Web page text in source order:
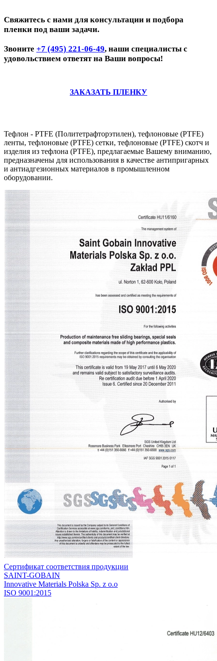
Свяжитесь с нами для консультации и подбора
пленки под ваши задачи.
Звоните +7 (495) 221-06-49, наши специалисты с
удовольствием ответят на Ваши вопросы!
ЗАКАЗАТЬ ПЛЕНКУ
Тефлон - PTFE (Политетрафторэтилен), тефлоновые (PTFE)
ленты, тефлоновые (PTFE) сетки, тефлоновые (PTFE) скотч и
изделия из тефлона (PTFE), предлагаемые Вашему вниманию,
предназначены для использования в качестве антипригарных
и антиадгезионных материалов в промышленном
оборудовании.
Сертификат соответствия продукции
SАINT-GOBAIN
Innovative Materials Polska Sp. z o.o
ISO 9001:2015